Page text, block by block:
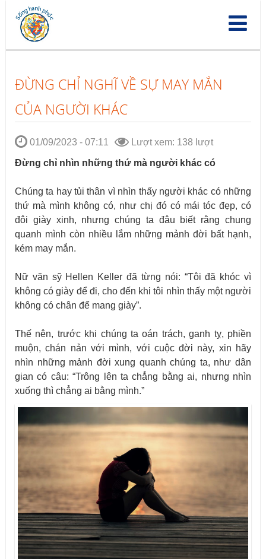
dung
ĐỪNG CHỈ NGHĨ VỀ SỰ MAY MẮN
CỦA NGƯỜI KHÁC
01/09/2023 - 07:11 Lượt xem: 138 lượt
Đừng chỉ nhìn những thứ mà người khác có
Chúng ta hay tủi thân vì nhìn thấy người khác có những
thứ mà mình không có, như chị đó có mái tóc đẹp, có
đôi giày xinh, nhưng chúng ta đâu biết rằng chung
quanh mình còn nhiều lắm những mảnh đời bất hạnh,
kém may mắn.
Nữ văn sỹ Hellen Keller đã từng nói: “Tôi đã khóc vì
không có giày để đi, cho đến khi tôi nhìn thấy một người
không có chân để mang giày”.
Thế nên, trước khi chúng ta oán trách, ganh tỵ, phiền
muộn, chán nản với mình, với cuộc đời này, xin hãy
nhìn những mảnh đời xung quanh chúng ta, như dân
gian có câu: “Trông lên ta chẳng bằng ai, nhưng nhìn
xuống thì chẳng ai bằng mình.”